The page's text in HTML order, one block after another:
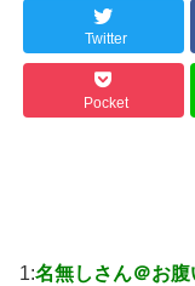
Twitter
Pocket
1:名無しさん＠お腹